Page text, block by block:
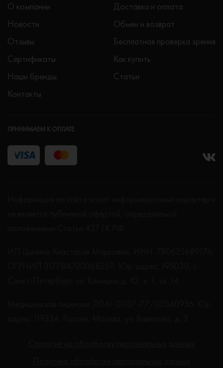
О компании
Новости
Отзывы
Сертификаты
Наши бренды
Контакты
Доставка и оплата
Обмен и возврат
Бесплатная проверка зрения
Как купить
Статьи
ПРИНИМАЕМ К ОПЛАТЕ